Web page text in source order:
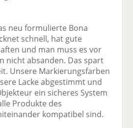
neu formulierte Bona
schnell, hat gute
und man muss es vor
nicht absanden. Das spart
Unsere Markierungsfarben
Lacke abgestimmt und
ein sicheres System
Produkte des
kompatibel sind.